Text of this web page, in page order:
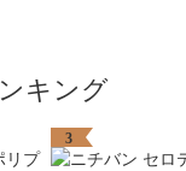
キング
3